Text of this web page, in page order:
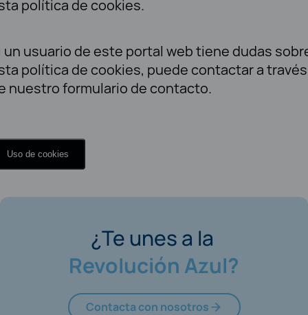
política de cookies.
un usuario de este portal web tiene dudas
política de cookies, puede contactar a través
nuestro formulario de contacto.
Uso de cookies
¿Te unes a la
Revolución Azul?
Contacta con nosotros